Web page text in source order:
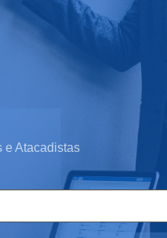
e Atacadistas